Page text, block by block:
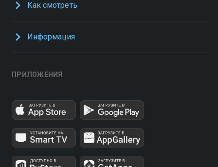
Как смотреть
Информация
ПРИЛОЖЕНИЯ